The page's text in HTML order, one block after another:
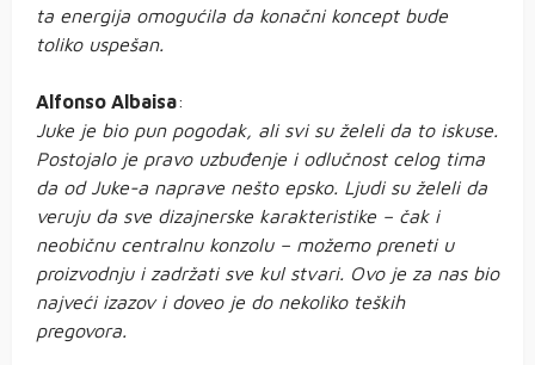
ta energija omogućila da konačni koncept bude
toliko uspešan.
Alfonso Albaisa:
Juke je bio pun pogodak, ali svi su želeli da to iskuse.
Postojalo je pravo uzbuđenje i odlučnost celog tima
da od Juke-a naprave nešto epsko. Ljudi su želeli da
veruju da sve dizajnerske karakteristike – čak i
neobičnu centralnu konzolu – možemo preneti u
proizvodnju i zadržati sve kul stvari. Ovo je za nas bio
najveći izazov i doveo je do nekoliko teških
pregovora.